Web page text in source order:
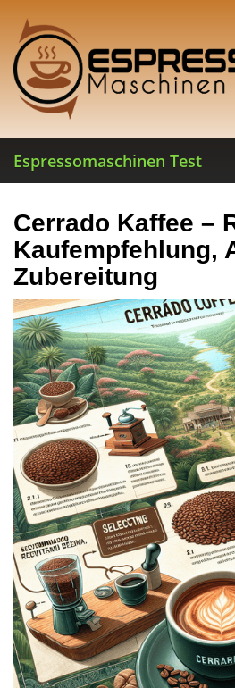
main
content
Espressomaschinen Test
Cerrado Kaffee –
Kaufempfehlung,
Zubereitung